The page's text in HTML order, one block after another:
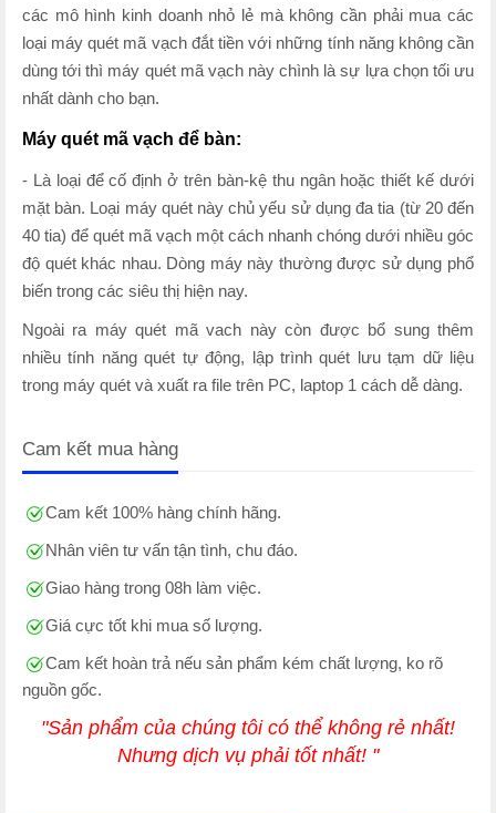
các mô hình kinh doanh nhỏ lẻ mà không cần phải mua các
loại máy quét mã vạch đắt tiền với những tính năng không cần
dùng tới thì máy quét mã vạch này chình là sự lựa chọn tối ưu
nhất dành cho bạn.
Máy quét mã vạch để bàn:
- Là loại để cố định ở trên bàn-kệ thu ngân hoặc thiết kế dưới
mặt bàn. Loại máy quét này chủ yếu sử dụng đa tia (từ 20 đến
40 tia) để quét mã vạch một cách nhanh chóng dưới nhiều góc
độ quét khác nhau. Dòng máy này thường được sử dụng phổ
biến trong các siêu thị hiện nay.
Ngoài ra máy quét mã vach này còn được bổ sung thêm
nhiều tính năng quét tự động, lập trình quét lưu tạm dữ liệu
trong máy quét và xuất ra file trên PC, laptop 1 cách dễ dàng.
Cam kết mua hàng
Cam kết 100% hàng chính hãng.
Nhân viên tư vấn tận tình, chu đáo.
Giao hàng trong 08h làm việc.
Giá cực tốt khi mua số lượng.
Cam kết hoàn trả nếu sản phẩm kém chất lượng, ko rõ
nguồn gốc.
"Sản phẩm của chúng tôi có thể không rẻ nhất!
Nhưng dịch vụ phải tốt nhất! "